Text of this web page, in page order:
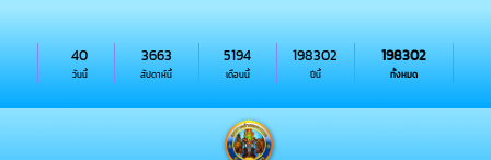
วันนี้
40
สัปดาห์นี้
3663
เดือนนี้
5194
ปีนี้
198302
ทั้งหมด
198302